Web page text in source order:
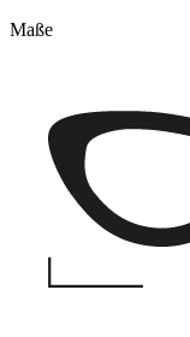
Maße